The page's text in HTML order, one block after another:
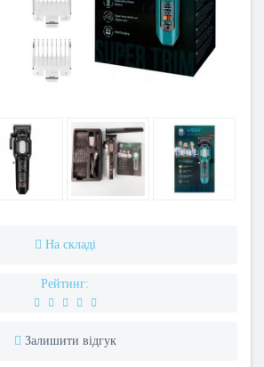
На складі
Рейтинг:
Залишити відгук